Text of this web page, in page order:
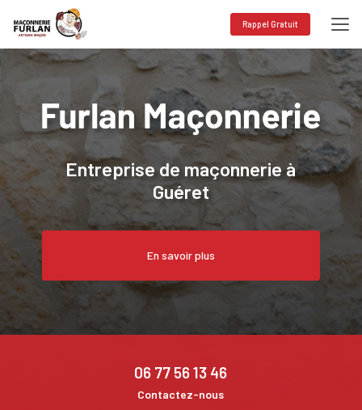
contenu
principal
Rappel Gratuit
Entreprise de maçonnerie à
Guéret
En savoir plus
06 77 56 13 46
Contactez-nous